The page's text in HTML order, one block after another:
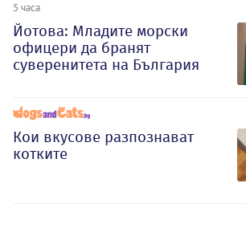
5 часа
Йотова: Младите морски
офицери да бранят
суверенитета на България
Кои вкусове разпознават
котките